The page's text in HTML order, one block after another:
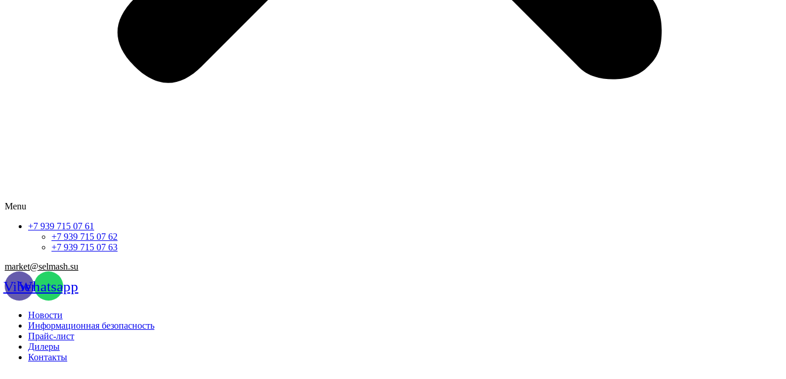
Menu
+7 939 715 07 61
+7 939 715 07 62
+7 939 715 07 63
market@selmash.su
ViberWhatsapp
Новости
Информационная безопасность
Прайс-лист
Дилеры
Контакты